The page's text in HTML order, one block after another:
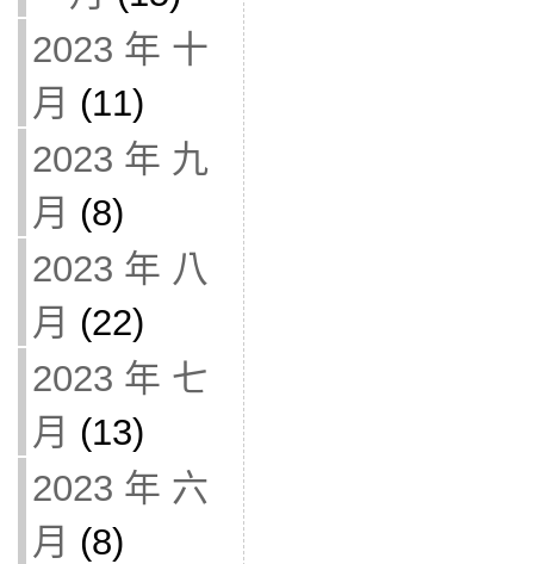
2023 年 十
月 (11)
2023 年 九
月 (8)
2023 年 八
月 (22)
2023 年 七
月 (13)
2023 年 六
月 (8)